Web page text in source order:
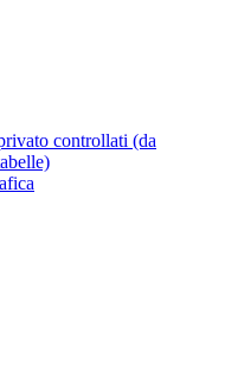
controllati (da